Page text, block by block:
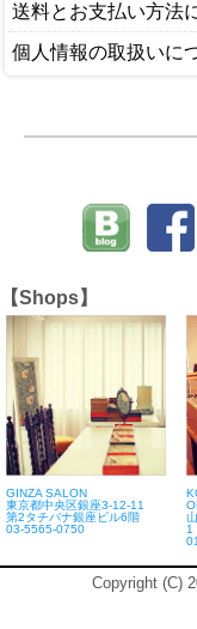
送料とお支払い方法
個人情報の取扱いに
【Shops】
GINZA SALON
東京都中央区銀座3-12-11
第2タチバナ銀座ビル6階
03-5565-0750
1
Copyright (C)